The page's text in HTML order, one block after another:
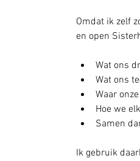
Omdat ik zelf
en open
Wat ons
Wat ons
Waar
Hoe we
Samen
Ik gebruik